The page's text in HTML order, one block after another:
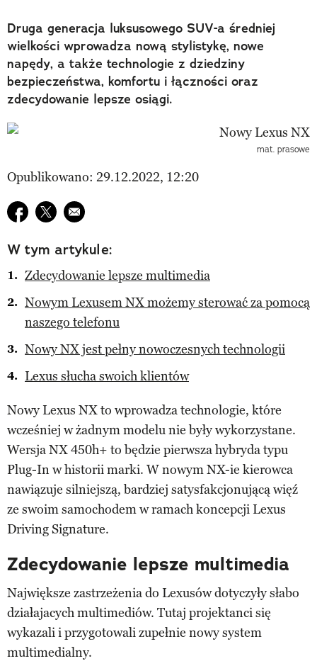
Druga generacja luksusowego SUV-a średniej
wielkości wprowadza nową stylistykę, nowe
napędy, a także technologie z dziedziny
bezpieczeństwa, komfortu i łączności oraz
zdecydowanie lepsze osiągi.
mat. prasowe
Opublikowano: 29.12.2022, 12:20
Udostępnij na facebook
Udostępnij na twitter
E-mail do przyjaciela
W tym artykule:
Zdecydowanie lepsze multimedia
Nowym Lexusem NX możemy sterować za pomocą
naszego telefonu
Nowy NX jest pełny nowoczesnych technologii
Lexus słucha swoich klientów
Nowy Lexus NX to wprowadza technologie, które
wcześniej w żadnym modelu nie były wykorzystane.
Wersja NX 450h+ to będzie pierwsza hybryda typu
Plug-In w historii marki. W nowym NX-ie kierowca
nawiązuje silniejszą, bardziej satysfakcjonującą więź
ze swoim samochodem w ramach koncepcji Lexus
Driving Signature.
Zdecydowanie lepsze multimedia
Największe zastrzeżenia do Lexusów dotyczyły słabo
działajacych multimediów. Tutaj projektanci się
wykazali i przygotowali zupełnie nowy system
multimedialny.